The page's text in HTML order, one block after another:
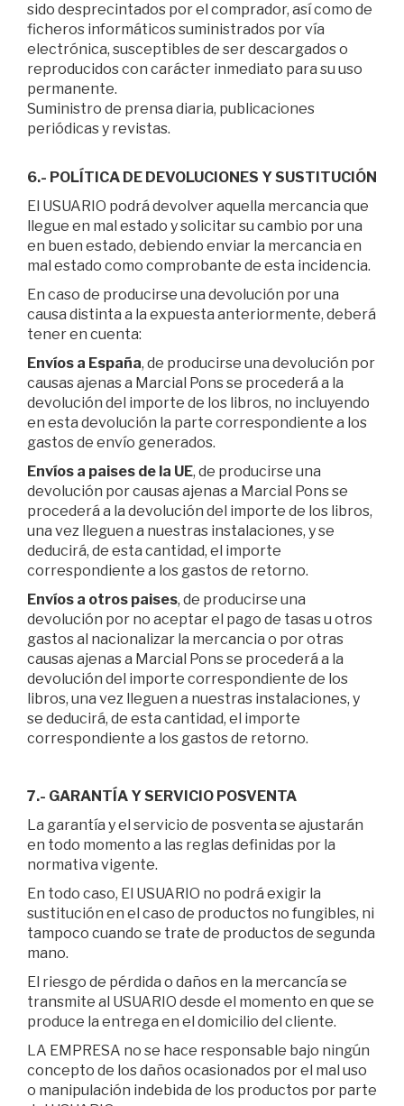
sido desprecintados por el comprador, así como de
ficheros informáticos suministrados por vía
electrónica, susceptibles de ser descargados o
reproducidos con carácter inmediato para su uso
permanente.
Suministro de prensa diaria, publicaciones
periódicas y revistas.
6.- POLÍTICA DE DEVOLUCIONES Y SUSTITUCIÓN
El USUARIO podrá devolver aquella mercancia que
llegue en mal estado y solicitar su cambio por una
en buen estado, debiendo enviar la mercancia en
mal estado como comprobante de esta incidencia.
En caso de producirse una devolución por una
causa distinta a la expuesta anteriormente, deberá
tener en cuenta:
Envíos a España, de producirse una devolución por
causas ajenas a Marcial Pons se procederá a la
devolución del importe de los libros, no incluyendo
en esta devolución la parte correspondiente a los
gastos de envío generados.
Envíos a paises de la UE, de producirse una
devolución por causas ajenas a Marcial Pons se
procederá a la devolución del importe de los libros,
una vez lleguen a nuestras instalaciones, y se
deducirá, de esta cantidad, el importe
correspondiente a los gastos de retorno.
Envíos a otros paises, de producirse una
devolución por no aceptar el pago de tasas u otros
gastos al nacionalizar la mercancia o por otras
causas ajenas a Marcial Pons se procederá a la
devolución del importe correspondiente de los
libros, una vez lleguen a nuestras instalaciones, y
se deducirá, de esta cantidad, el importe
correspondiente a los gastos de retorno.
7.- GARANTÍA Y SERVICIO POSVENTA
La garantía y el servicio de posventa se ajustarán
en todo momento a las reglas definidas por la
normativa vigente.
En todo caso, El USUARIO no podrá exigir la
sustitución en el caso de productos no fungibles, ni
tampoco cuando se trate de productos de segunda
mano.
El riesgo de pérdida o daños en la mercancía se
transmite al USUARIO desde el momento en que se
produce la entrega en el domicilio del cliente.
LA EMPRESA no se hace responsable bajo ningún
concepto de los daños ocasionados por el mal uso
o manipulación indebida de los productos por parte